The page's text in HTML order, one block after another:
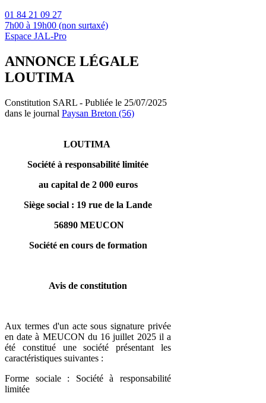
01 84 21 09 27
7h00 à 19h00 (non surtaxé)
Espace JAL-Pro
ANNONCE LÉGALE
LOUTIMA
Constitution SARL - Publiée le 25/07/2025
dans le journal Paysan Breton (56)
LOUTIMA
Société à responsabilité limitée
au capital de 2 000 euros
Siège social : 19 rue de la Lande
56890 MEUCON
Société en cours de formation
Avis de constitution
Aux termes d'un acte sous signature privée
en date à MEUCON du 16 juillet 2025 il a
été constitué une société présentant les
caractéristiques suivantes :
Forme sociale : Société à responsabilité
limitée